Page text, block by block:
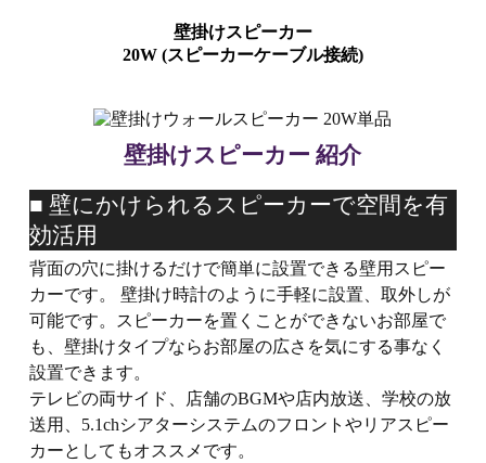
壁掛けスピーカー
20W (スピーカーケーブル接続)
壁掛けスピーカー 紹介
■ 壁にかけられるスピーカーで空間を有
効活用
背面の穴に掛けるだけで簡単に設置できる壁用スピー
カーです。 壁掛け時計のように手軽に設置、取外しが
可能です。スピーカーを置くことができないお部屋で
も、壁掛けタイプならお部屋の広さを気にする事なく
設置できます。
テレビの両サイド、店舗のBGMや店内放送、学校の放
送用、5.1chシアターシステムのフロントやリアスピー
カーとしてもオススメです。